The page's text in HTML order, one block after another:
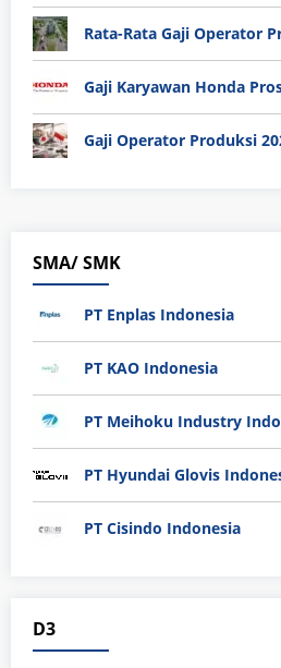
SMA/ SMK
PT Enplas Indonesia
PT KAO Indonesia
PT Meihoku Industry
PT Hyundai Glovis
PT Cisindo Indonesia
D3